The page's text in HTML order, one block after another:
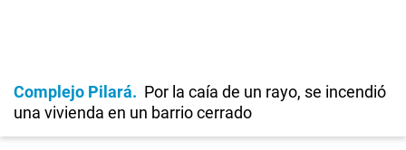
Complejo Pilará
Por la caía de un rayo, se incendió
una vivienda en un barrio cerrado